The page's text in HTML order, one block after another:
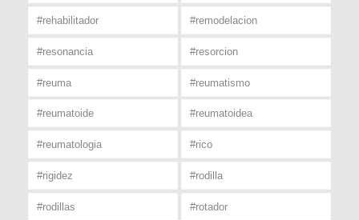
#rehabilitador #remodelacion
#resonancia #resorcion
#reuma #reumatismo
#reumatoide #reumatoidea
#reumatologia #rico
#rigidez #rodilla
#rodillas #rotador